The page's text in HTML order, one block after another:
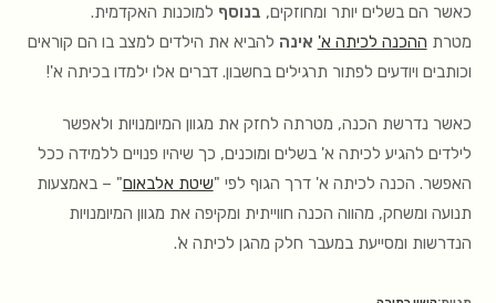
כאשר הם בשלים יותר ומחוזקים, בנוסף למוכנות האקדמית.
מטרת ההכנה לכיתה א' אינה להביא את הילדים למצב בו הם קוראים
וכותבים ויודעים לפתור תרגילים בחשבון. דברים אלו ילמדו בכיתה א'!
כאשר נדרשת הכנה, מטרתה לחזק את מגוון המיומנויות ולאפשר
לילדים להגיע לכיתה א' בשלים ומוכנים, כך שיהיו פנויים ללמידה ככל
האפשר. הכנה לכיתה א' דרך הגוף לפי "שיטת אלבאום" – באמצעות
תנועה ומשחק, מהווה הכנה חווייתית ומקיפה את מגוון המיומנויות
הנדרשות ומסייעת במעבר חלק מהגן לכיתה א'.